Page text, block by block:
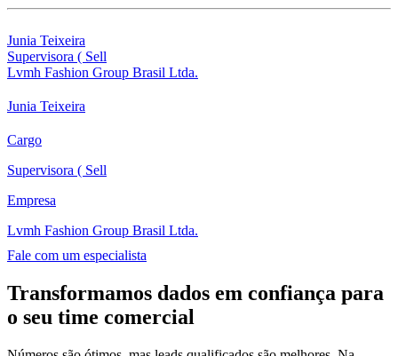
Junia Teixeira
Supervisora ( Sell
Lvmh Fashion Group Brasil Ltda.
Junia Teixeira
Cargo
Supervisora ( Sell
Empresa
Lvmh Fashion Group Brasil Ltda.
Fale com um especialista
Transformamos dados em confiança para
o seu time comercial